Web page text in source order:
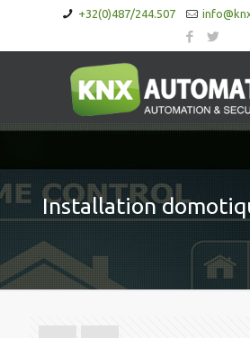
+32(0)487/244.507
Installation